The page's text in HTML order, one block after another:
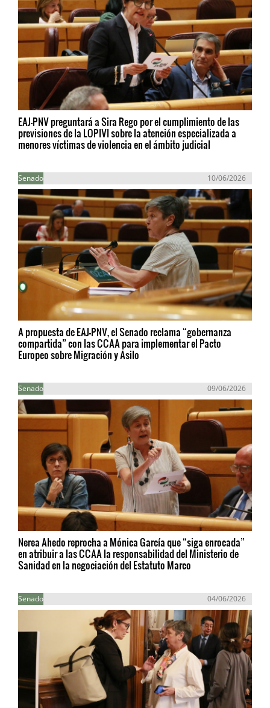
EAJ-PNV preguntará a Sira Rego por el cumplimiento de las
previsiones de la LOPIVI sobre la atención especializada a
menores víctimas de violencia en el ámbito judicial
Senado 10/06/2026
A propuesta de EAJ-PNV, el Senado reclama “gobernanza
compartida” con las CCAA para implementar el Pacto
Europeo sobre Migración y Asilo
Senado 09/06/2026
Nerea Ahedo reprocha a Mónica García que “siga enrocada”
en atribuir a las CCAA la responsabilidad del Ministerio de
Sanidad en la negociación del Estatuto Marco
Senado 04/06/2026